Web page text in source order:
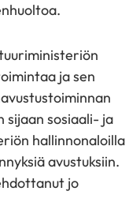
ja sen
sijaan sosiaali- ja
hallinnonaloilla
avustuksiin.
jo